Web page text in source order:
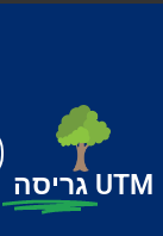
UTM גריסה